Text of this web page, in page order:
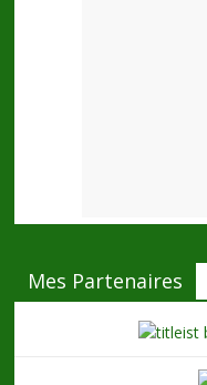
Mes Partenaires